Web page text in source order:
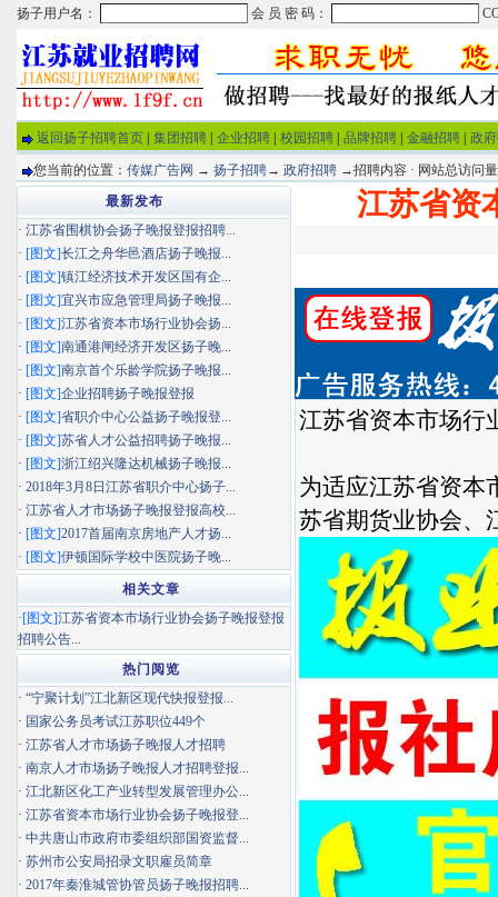
返回扬子招聘首页 集团招聘 企业招聘 校园招聘 品牌招聘 金融招聘 政
您当前的位置： 传媒广告网 → 扬子招聘→ 政府招聘 →招聘内容 · 网站总访问
江苏省资
江苏省资本市场行
为适应江苏省资本
苏省期货业协会、
最新发布
· 江苏省围棋协会扬子晚报登报招聘...
· [图文]长江之舟华邑酒店扬子晚报...
· [图文]镇江经济技术开发区国有企...
· [图文]宜兴市应急管理局扬子晚报...
· [图文]江苏省资本市场行业协会扬...
· [图文]南通港闸经济开发区扬子晚...
· [图文]南京首个乐龄学院扬子晚报...
· [图文]企业招聘扬子晚报登报
· [图文]省职介中心公益扬子晚报登...
· [图文]苏省人才公益招聘扬子晚报...
· [图文]浙江绍兴隆达机械扬子晚报...
· 2018年3月8日江苏省职介中心扬子...
· 江苏省人才市场扬子晚报登报高校...
· [图文]2017首届南京房地产人才扬...
· [图文]伊顿国际学校中医院扬子晚...
相关文章
·[图文]江苏省资本市场行业协会扬子晚报登报
招聘公告...
热门阅览
· “宁聚计划”江北新区现代快报登报...
· 国家公务员考试江苏职位449个
· 江苏省人才市场扬子晚报人才招聘
· 南京人才市场扬子晚报人才招聘登报...
· 江北新区化工产业转型发展管理办公...
· 江苏省资本市场行业协会扬子晚报登...
· 中共唐山市政府市委组织部国资监督...
· 苏州市公安局招录文职雇员简章
· 2017年秦淮城管协管员扬子晚报招聘...